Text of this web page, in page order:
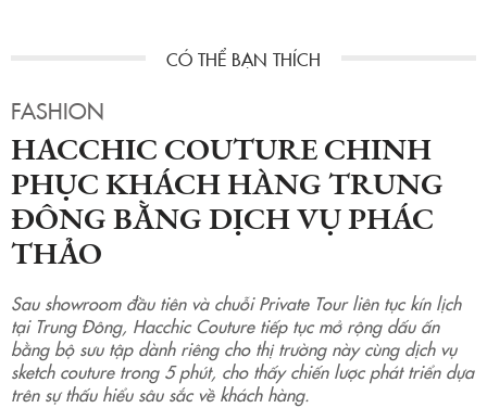
FASHION
HACCHIC COUTURE CHINH
PHỤC KHÁCH HÀNG TRUNG
ĐÔNG BẰNG DỊCH VỤ PHÁC
THẢO
Sau showroom đầu tiên và chuỗi Private Tour liên tục kín lịch
tại Trung Đông, Hacchic Couture tiếp tục mở rộng dấu ấn
bằng bộ sưu tập dành riêng cho thị trường này cùng dịch vụ
sketch couture trong 5 phút, cho thấy chiến lược phát triển dựa
trên sự thấu hiểu sâu sắc về khách hàng.